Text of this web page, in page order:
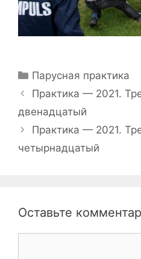
Рубрики
Парусная практика
Навигация
записи
Практика — 2021.
двенадцатый
Практика — 2021.
четырнадцатый
Оставьте